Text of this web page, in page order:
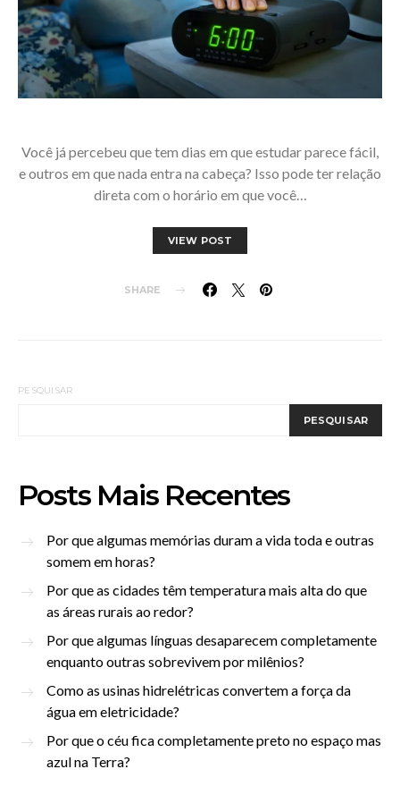
Você já percebeu que tem dias em que estudar parece fácil,
e outros em que nada entra na cabeça? Isso pode ter relação
direta com o horário em que você…
VIEW POST
SHARE
PESQUISAR
PESQUISAR
Posts Mais Recentes
Por que algumas memórias duram a vida toda e outras
somem em horas?
Por que as cidades têm temperatura mais alta do que
as áreas rurais ao redor?
Por que algumas línguas desaparecem completamente
enquanto outras sobrevivem por milênios?
Como as usinas hidrelétricas convertem a força da
água em eletricidade?
Por que o céu fica completamente preto no espaço mas
azul na Terra?